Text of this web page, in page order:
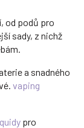
od podů pro
sady, z nichž
a snadného
vaping
pro